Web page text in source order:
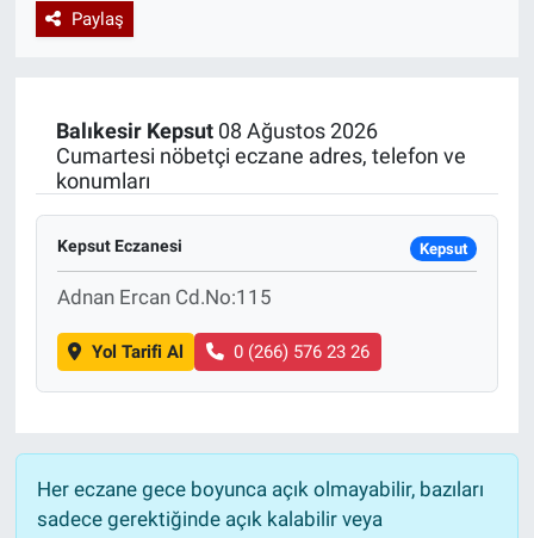
Paylaş
Balıkesir Kepsut08 Ağustos 2026
Cumartesi nöbetçi eczane adres, telefon ve
konumları
Kepsut Eczanesi Kepsut
Adnan Ercan Cd.No:115
Yol Tarifi Al 0 (266) 576 23 26
Her eczane gece boyunca açık olmayabilir, bazıları
sadece gerektiğinde açık kalabilir veya
Özel Haberler
Dünya
Özel Haberler
Erişim Bilgileri
Sağlık
Haber Arşivi